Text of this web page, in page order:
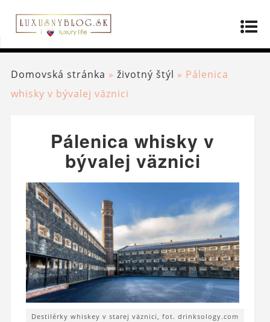
Domovská stránka » životný štýl » Pálenica
whisky v bývalej väznici
Pálenica whisky v
bývalej väznici
Destilérky whiskey v starej väznici, fot. drinksology.com